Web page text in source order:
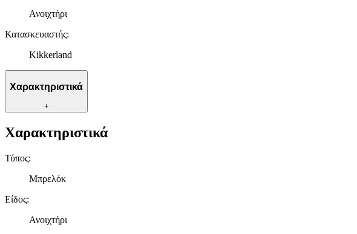
Ανοιχτήρι
Κατασκευαστής:
Kikkerland
Χαρακτηριστικά
+
Χαρακτηριστικά
Τύπος:
Μπρελόκ
Είδος:
Ανοιχτήρι